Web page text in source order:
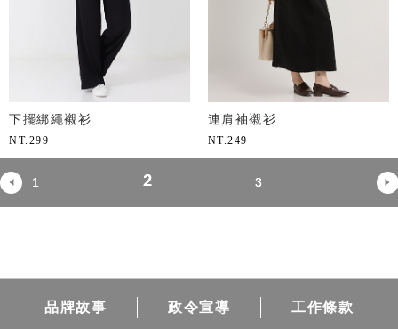
下擺綁繩襯衫
NT. 299
連肩袖襯衫
NT. 249
1 2 3
品牌故事 政令宣導 工作條款